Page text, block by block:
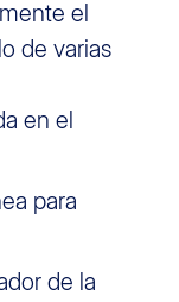
el
de varias
en el
para
de la